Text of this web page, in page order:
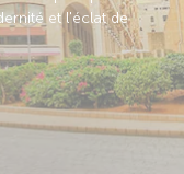
et l'éclat de